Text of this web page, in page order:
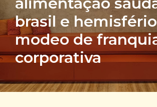
brasil e
modeo de
corporativa